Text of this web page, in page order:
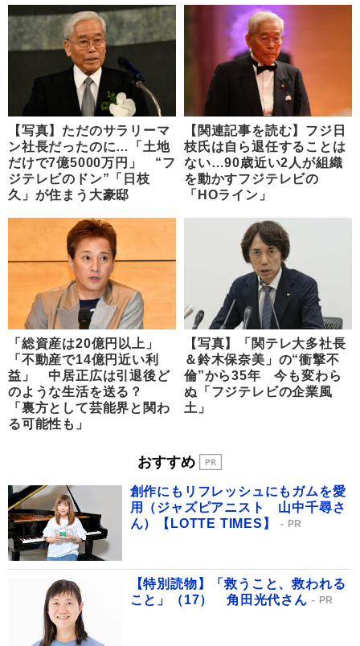
【写真】ただのサラリーマ
ン社長だったのに…「土地
だけで7億5000万円」 “フ
ジテレビのドン”「日枝
久」が住まう大豪邸
【関連記事を読む】フジ日
枝氏は自ら退任することは
ない…90歳近い2人が組織
を動かすフジテレビの
「HOライン」
「総資産は20億円以上」
「不動産で14億円近い利
益」 中居正広は引退後ど
のような生活を送る？
「裏方として芸能界と関わ
る可能性も」
【写真】「関テレ大多社長
＆鈴木保奈美」の“衝撃不
倫”から35年 今も変わら
ぬ「フジテレビの企業風
土」
おすすめ
創作にもリフレッシュにもガムを愛
用（ジャズピアニスト 山中千尋さ
ん）【LOTTE TIMES】
PR
【特別読物】「救うこと、救われる
こと」（17） 角田光代さん
PR